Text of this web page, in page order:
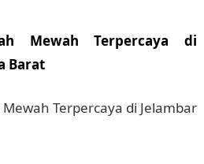
Mewah Terpercaya di
Barat